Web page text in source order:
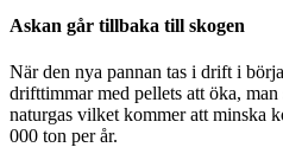
Askan går tillbaka till skogen
När den nya pannan tas i drift i
drifttimmar med pellets att öka,
naturgas vilket kommer att minska
000 ton per år.